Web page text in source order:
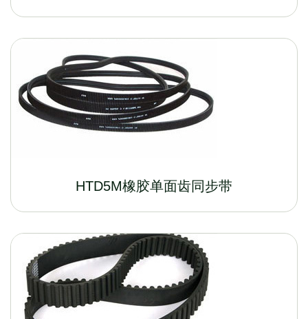
HTD5M橡胶单面齿同步带